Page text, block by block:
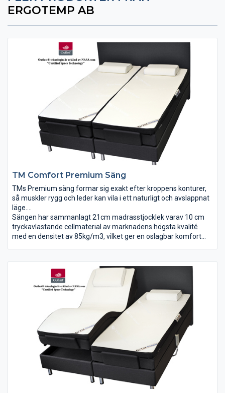
ERGOTEMP AB
TM Comfort Premium Säng
TMs Premium säng formar sig exakt efter kroppens konturer,
så muskler rygg och leder kan vila i ett naturligt och avslappnat
läge.
Säng för dig med höga krav på funktion, komfort, kvalité och
design.
Sängen ger dig känslan av att sväva.
Sängen har sammanlagt 21cm madrasstjocklek varav 10 cm
tryckavlastande cellmaterial av marknadens högsta kvalité
med en densitet av 85kg/m3, vilket ger en oslagbar komfort